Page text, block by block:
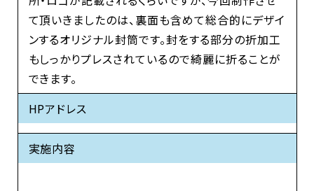
て頂いきましたのは、裏面も含めて総合的にデザイ
ンするオリジナル封筒です。封をする部分の折加工
もしっかりプレスされているので綺麗に折ることが
できます。
HPアドレス
実施内容